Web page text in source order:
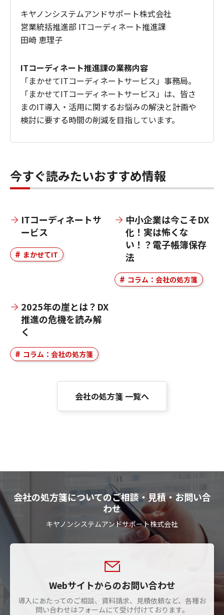
キヤノンシステムアンドサポート株式会社
営業統括推進部 ITコーディネート推進課
田崎 恵理子
ITコーディネート推進課の業務内容
「まかせてITコーディネートサービス」事務局。
「まかせてITコーディネートサービス」は、皆さ
まのIT導入・活用に関するお悩みの解決と計画や
検討に要する時間の削減を目指しています。
今すぐ読みたいおすすめ情報
ITコーディネートサ
ービス
まかせてIT
中小企業は今こそDX
化！実は怖くな
い！？電子帳簿保存
法
コラム：会社の処方箋
2025年の崖とは？DX
推進の危機を読み解
く
コラム：会社の処方箋
会社の処方箋 一覧へ
会社の処方箋についてのご相談・見積・お問い合
わせ
キヤノンシステムアンドサポート株式会社
Webサイトからのお問い合わせ
導入にあたってのご相談、資料請求、見積依頼など、各種お
問い合わせはフォームにて受け付けております。